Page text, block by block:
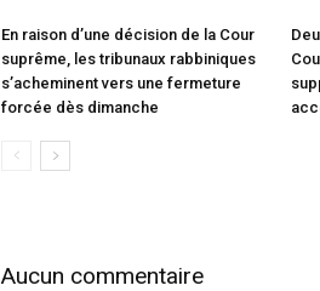
En raison d’une décision de la Cour
suprême, les tribunaux rabbiniques
s’acheminent vers une fermeture
forcée dès dimanche
Aucun commentaire